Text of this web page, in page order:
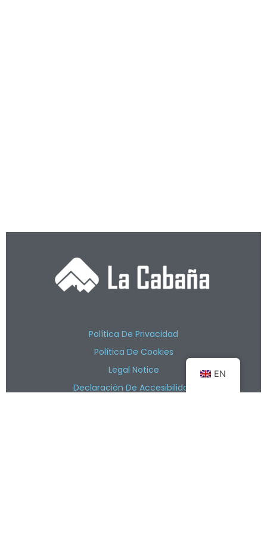
Política De Privacidad
Política De Cookies
Legal Notice
Declaración De Accesibilidad
EN